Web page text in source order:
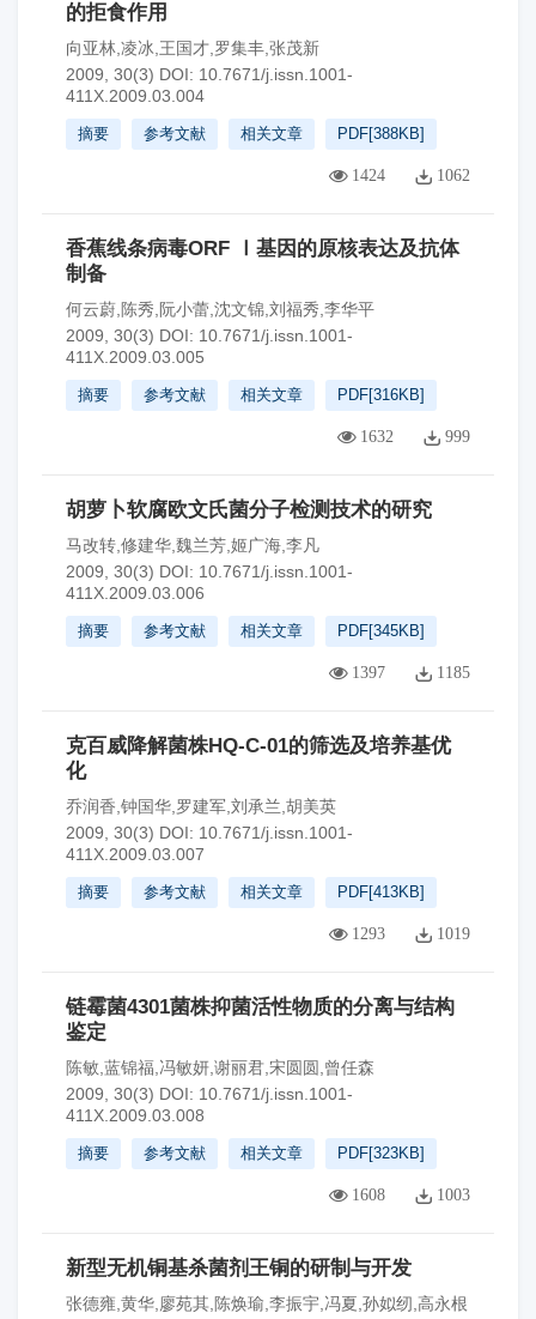
的拒食作用
向亚林,凌冰,王国才,罗集丰,张茂新
2009, 30(3) DOI: 10.7671/j.issn.1001-
411X.2009.03.004
摘要 参考文献 相关文章 PDF[388KB]
1424 1062
香蕉线条病毒ORF Ⅰ基因的原核表达及抗体
制备
何云蔚,陈秀,阮小蕾,沈文锦,刘福秀,李华平
2009, 30(3) DOI: 10.7671/j.issn.1001-
411X.2009.03.005
摘要 参考文献 相关文章 PDF[316KB]
1632 999
胡萝卜软腐欧文氏菌分子检测技术的研究
马改转,修建华,魏兰芳,姬广海,李凡
2009, 30(3) DOI: 10.7671/j.issn.1001-
411X.2009.03.006
摘要 参考文献 相关文章 PDF[345KB]
1397 1185
克百威降解菌株HQ-C-01的筛选及培养基优
化
乔润香,钟国华,罗建军,刘承兰,胡美英
2009, 30(3) DOI: 10.7671/j.issn.1001-
411X.2009.03.007
摘要 参考文献 相关文章 PDF[413KB]
1293 1019
链霉菌4301菌株抑菌活性物质的分离与结构
鉴定
陈敏,蓝锦福,冯敏妍,谢丽君,宋圆圆,曾任森
2009, 30(3) DOI: 10.7671/j.issn.1001-
411X.2009.03.008
摘要 参考文献 相关文章 PDF[323KB]
1608 1003
新型无机铜基杀菌剂王铜的研制与开发
张德雍,黄华,廖苑其,陈焕瑜,李振宇,冯夏,孙姒纫,高永根